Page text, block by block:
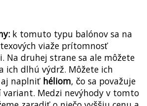
k tomuto typu balónov sa na
viaže prítomnosť
Na druhej strane sa ale môžete
ich dlhú výdrž. Môžete ich
naplniť héliom, čo sa považuje
variant. Medzi nevýhody v tomto